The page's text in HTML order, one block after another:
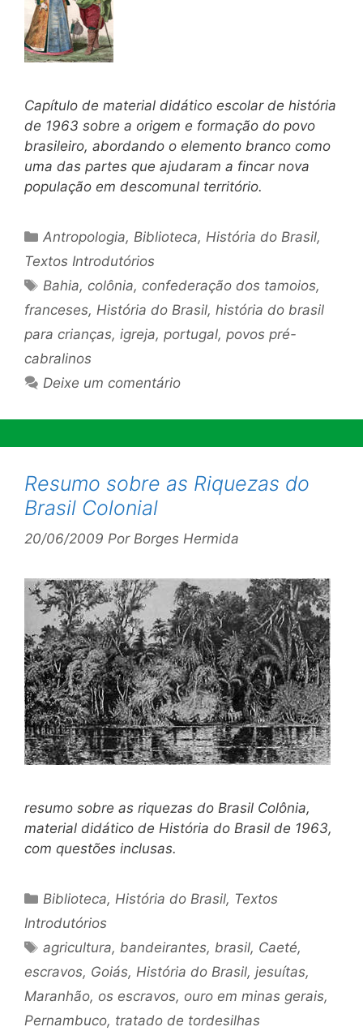
Capítulo de material didático escolar de história
de 1963 sobre a origem e formação do povo
brasileiro, abordando o elemento branco como
uma das partes que ajudaram a fincar nova
população em descomunal território.
Categorias
Antropologia, Biblioteca, História do Brasil,
Textos Introdutórios
Tags
Bahia,colônia,confederação dos tamoios,
franceses, História do Brasil, história do brasil
para crianças, igreja, portugal, povos pré-
cabralinos
Deixe um comentário
Resumo sobre as Riquezas do
Brasil Colonial
20/06/2009 Por Borges Hermida
resumo sobre as riquezas do Brasil Colônia,
material didático de História do Brasil de 1963,
com questões inclusas.
Categorias
Biblioteca,História do Brasil, Textos
Introdutórios
Tags
agricultura,bandeirantes,brasil, Caeté,
escravos, Goiás, História do Brasil, jesuítas,
Maranhão, os escravos, ouro em minas gerais,
Pernambuco, tratado de tordesilhas